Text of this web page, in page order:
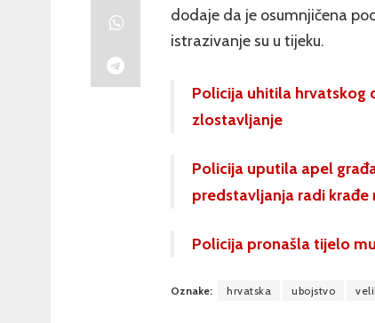
dodaje da je osumnjičena
istrazivanje su u tijeku.
Policija uhitila hrvatskog
zlostavljanje
Policija uputila apel
predstavljanja radi krađe
Policija pronašla tijelo
Oznake: hrvatska ubojstvo